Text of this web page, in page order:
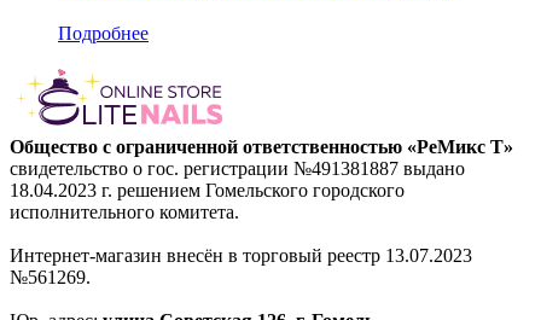
Подробнее
Общество с ограниченной ответственностью «РеМикс Т»
свидетельство о гос. регистрации №491381887 выдано
18.04.2023 г. решением Гомельского городского
исполнительного комитета.
Интернет-магазин внесён в торговый реестр 13.07.2023
№561269.